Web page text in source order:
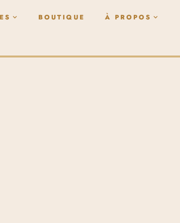
BOUTIQUE À PROPOS